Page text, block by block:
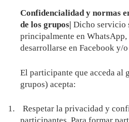
Confidencialidad y normas
de los grupos| Dicho servicio
principalmente en
desarrollarse en Facebook y/
El participante que acceda al
grupos) acepta:
1.
Respetar la privacidad y